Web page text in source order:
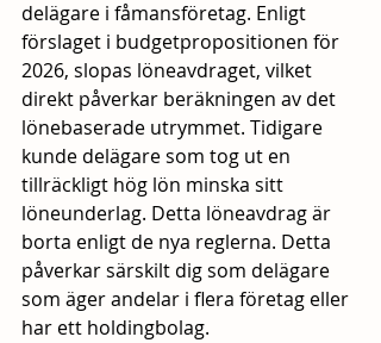
delägare i fåmansföretag. Enligt
förslaget i budgetpropositionen för
2026, slopas löneavdraget, vilket
direkt påverkar beräkningen av det
lönebaserade utrymmet. Tidigare
kunde delägare som tog ut en
tillräckligt hög lön minska sitt
löneunderlag. Detta löneavdrag är
borta enligt de nya reglerna. Detta
påverkar särskilt dig som delägare
som äger andelar i flera företag eller
har ett holdingbolag.